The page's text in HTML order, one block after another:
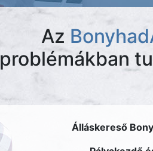
Az
problémákban
Álláskereső